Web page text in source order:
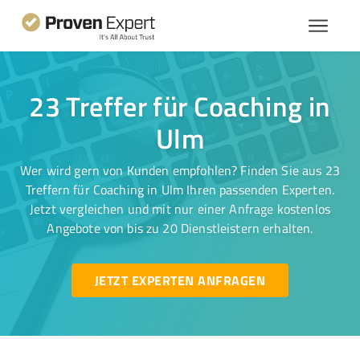
23 Treffer für Coaching in
Ulm
Wer wird gern von Kunden empfohlen? Finden Sie aus 23
Treffern für Coaching in Ulm Ihren passenden Experten.
Jetzt vergleichen und mit nur einer Anfrage kostenlos
Angebote von bis zu 20 Dienstleistern erhalten.
JETZT EXPERTEN ANFRAGEN